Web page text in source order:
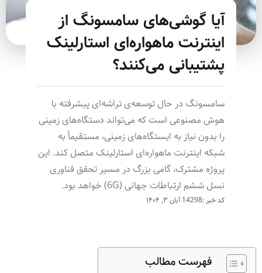
آیا گوشی‌های سامسونگ از
اینترنت ماهواره‌ای استارلینک
پشتیبانی می‌کنند؟
سامسونگ در حال توسعه‌ی تراشه‌ای پیشرفته با
هوش مصنوعی است که می‌تواند دستگاه‌های زمینی
را بدون نیاز به ایستگاه‌های زمینی، مستقیماً به
شبکه اینترنت ماهواره‌ای استارلینک متصل کند. این
پروژه مشترک، گامی بزرگ در مسیر تحقق فناوری
نسل ششم ارتباطات جهانی (6G) خواهد بود.
کد خبر :14298 آبان ۳, ۱۴۰۴
فهرست مطالب